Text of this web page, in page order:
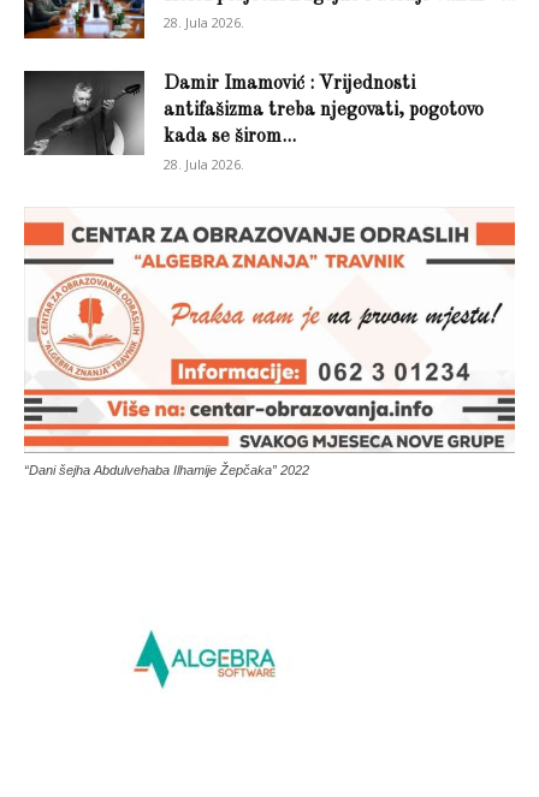
28. Jula 2026.
Damir Imamović : Vrijednosti
antifašizma treba njegovati, pogotovo
kada se širom...
28. Jula 2026.
“Dani šejha Abdulvehaba Ilhamije Žepčaka” 2022